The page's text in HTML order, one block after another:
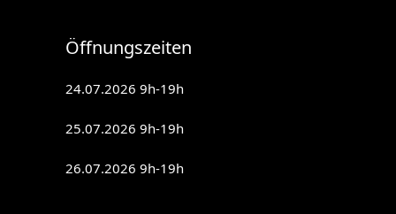
Öffnungszeiten
24.07.2026 9h-19h
25.07.2026 9h-19h
26.07.2026 9h-19h